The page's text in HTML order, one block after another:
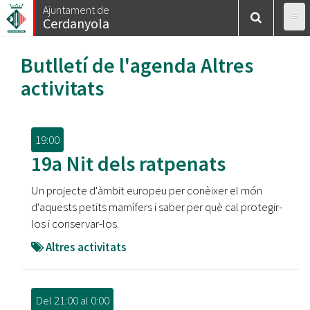
Vés
al
Ajuntament de
Cerdanyola
Butlletí de l'agenda Altres
activitats
19:00
19a Nit dels ratpenats
Un projecte d'àmbit europeu per conèixer el món
d'aquests petits mamífers i saber per què cal protegir-
los i conservar-los.
Altres activitats
Del21:00al 0:00